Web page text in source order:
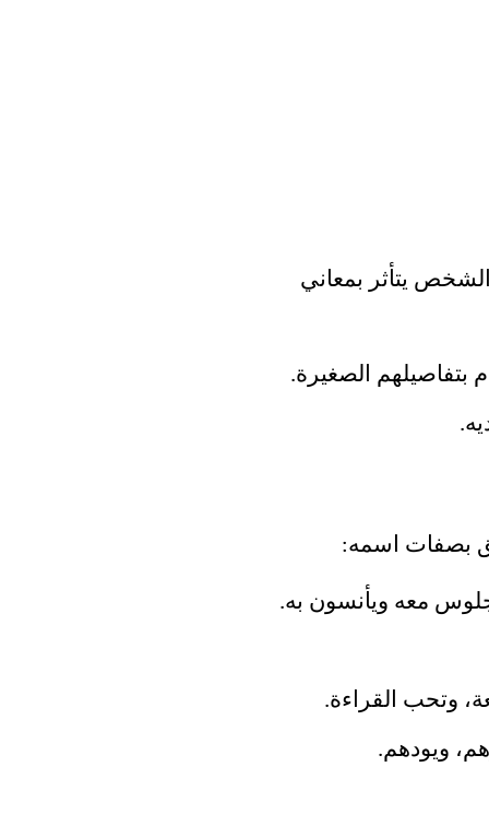
يتأثر بمعاني
بتفاصيلهم الصغيرة.
بصفات اسمه:
معه ويأنسون به.
وتحب القراءة.
ويودهم.